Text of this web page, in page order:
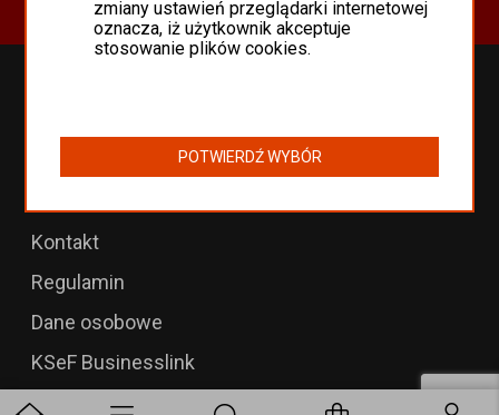
Programy WAPRO
Kontakt
Regulamin
Dane osobowe
KSeF Businesslink
zmiany ustawień przeglądarki internetowej
oznacza, iż użytkownik akceptuje
stosowanie plików cookies.
POTWIERDŹ WYBÓR